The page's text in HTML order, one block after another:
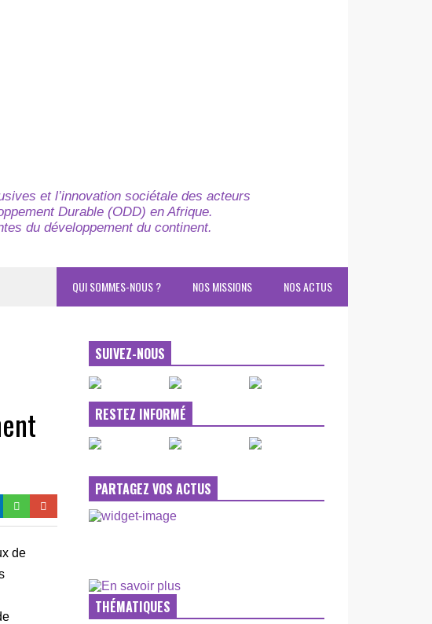
et l’innovation sociétale des acteurs
Durable (ODD) en Afrique.
du développement du continent.
NOS ACTUS
NOS MISSIONS
QUI SOMMES-NOUS ?
de
SUIVEZ-NOUS
RESTEZ INFORMÉ
PARTAGEZ VOS ACTUS
THÉMATIQUES